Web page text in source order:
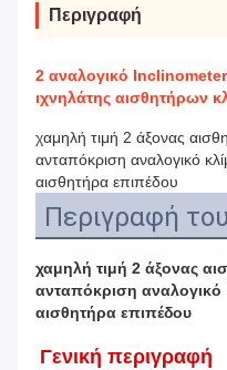
Περιγραφή
2 αναλογικό
ιχνηλάτης αισθητήρων
χαμηλή τιμή 2 άξονας
ανταπόκριση αναλογικό
αισθητήρα επιπέδου
Περιγραφή
χαμηλή τιμή 2 άξονας
ανταπόκριση αναλογικό
αισθητήρα επιπέδου
Γενική περιγραφή